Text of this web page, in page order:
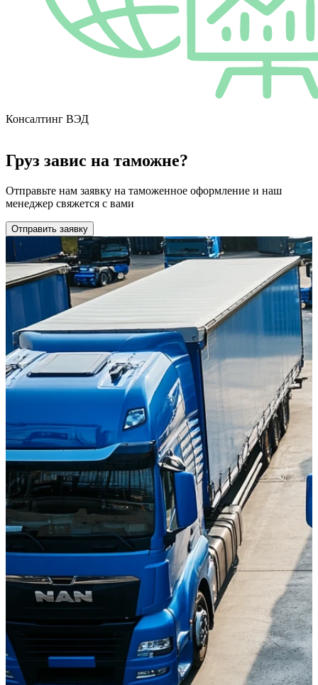
Консалтинг ВЭД
Груз завис на таможне?
Отправьте нам заявку на таможенное оформление и наш
менеджер свяжется с вами
Отправить заявку